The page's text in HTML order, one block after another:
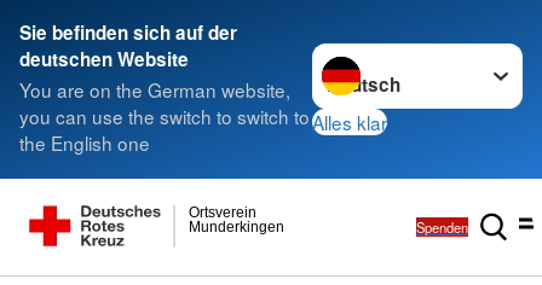
Sie befinden sich auf der
deutschen Website
You are on the German website,
you can use the switch to switch to
the English one
Sprache wechseln zu
Alles klar
Munderkingen
Ortsverein
Spenden